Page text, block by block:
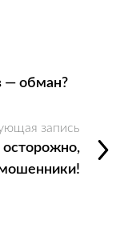
— обман?
запись
осторожно,